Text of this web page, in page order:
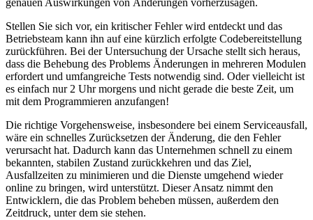
genauen Auswirkungen von Änderungen vorherzusagen.
Stellen Sie sich vor, ein kritischer Fehler wird entdeckt und das
Betriebsteam kann ihn auf eine kürzlich erfolgte Codebereitstellung
zurückführen. Bei der Untersuchung der Ursache stellt sich heraus,
dass die Behebung des Problems Änderungen in mehreren Modulen
erfordert und umfangreiche Tests notwendig sind. Oder vielleicht ist
es einfach nur 2 Uhr morgens und nicht gerade die beste Zeit, um
mit dem Programmieren anzufangen!
Die richtige Vorgehensweise, insbesondere bei einem Serviceausfall,
wäre ein schnelles Zurücksetzen der Änderung, die den Fehler
verursacht hat. Dadurch kann das Unternehmen schnell zu einem
bekannten, stabilen Zustand zurückkehren und das Ziel,
Ausfallzeiten zu minimieren und die Dienste umgehend wieder
online zu bringen, wird unterstützt. Dieser Ansatz nimmt den
Entwicklern, die das Problem beheben müssen, außerdem den
Zeitdruck, unter dem sie stehen.